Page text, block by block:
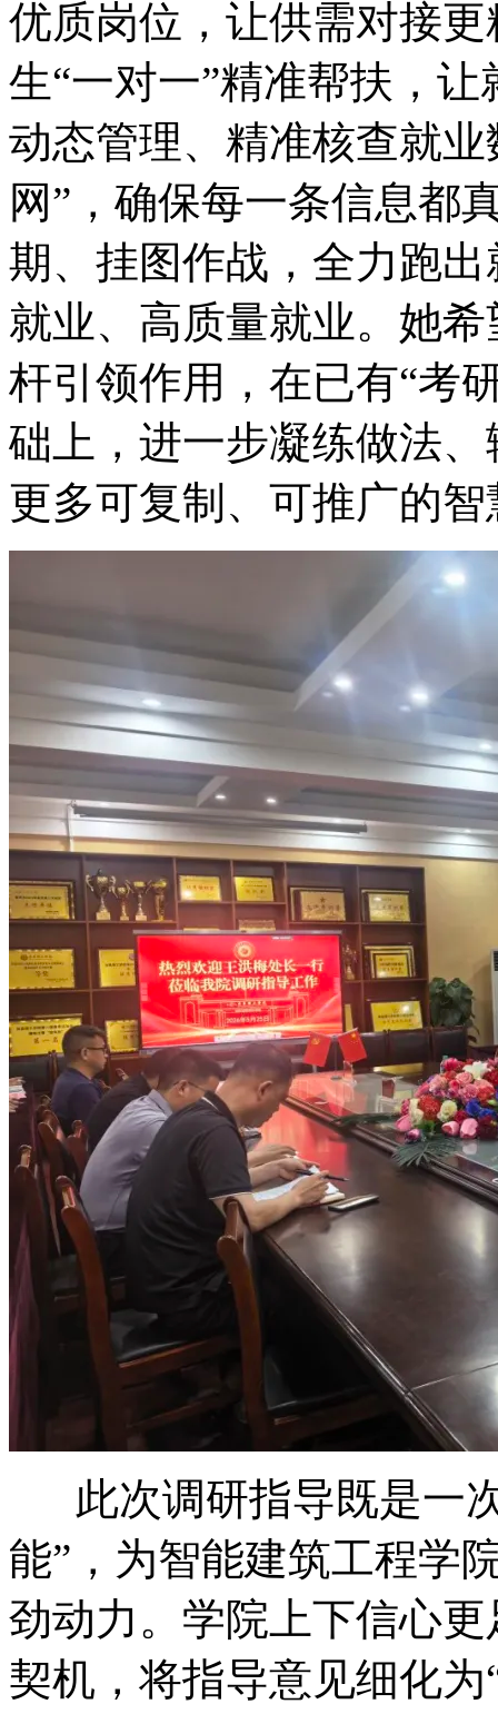
优质岗位，让供需对接
生“一对一”精准帮扶，
动态管理、精准核查就
网”，确保每一条信息都
期、挂图作战，全力跑
就业、高质量就业。她
杆引领作用，在已有“考
础上，进一步凝练做法
更多可复制、可推广的
此次调研指导既是一次
能”，为智能建筑工程学
劲动力。学院上下信心
契机，将指导意见细化为